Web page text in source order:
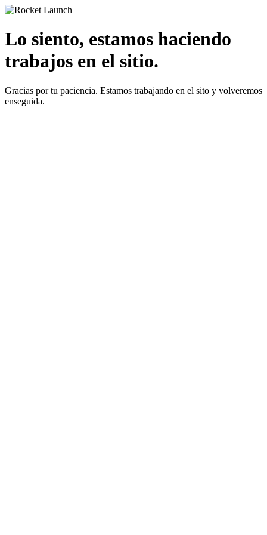
Lo siento, estamos haciendo
trabajos en el sitio.
Gracias por tu paciencia. Estamos trabajando en el sito y volveremos
enseguida.